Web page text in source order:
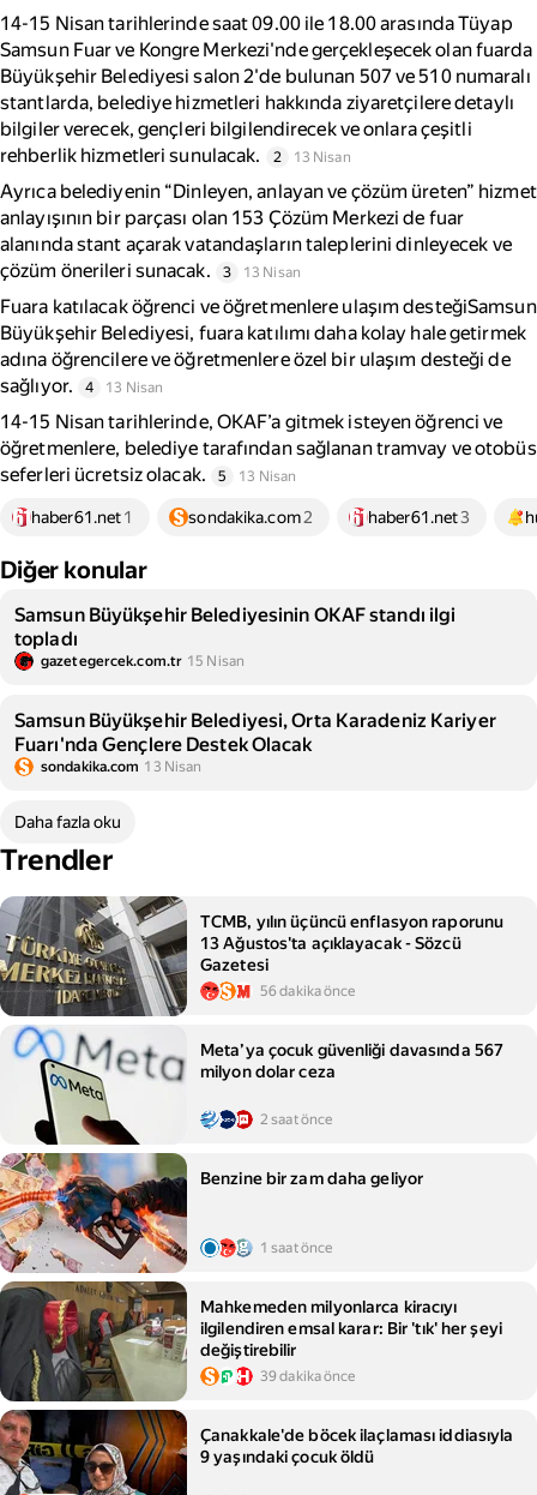
14-15 Nisan tarihlerinde saat 09.00 ile 18.00 arasında Tüyap
Samsun Fuar ve Kongre Merkezi'nde gerçekleşecek olan fuarda
Büyükşehir Belediyesi salon 2'de bulunan 507 ve 510 numaralı
stantlarda, belediye hizmetleri hakkında ziyaretçilere detaylı
bilgiler verecek, gençleri bilgilendirecek ve onlara çeşitli
rehberlik hizmetleri sunulacak.
2 13 Nisan
Ayrıca belediyenin “Dinleyen, anlayan ve çözüm üreten” hizmet
anlayışının bir parçası olan 153 Çözüm Merkezi de fuar
alanında stant açarak vatandaşların taleplerini dinleyecek ve
çözüm önerileri sunacak.
3 13 Nisan
Fuara katılacak öğrenci ve öğretmenlere ulaşım desteğiSamsun
Büyükşehir Belediyesi, fuara katılımı daha kolay hale getirmek
adına öğrencilere ve öğretmenlere özel bir ulaşım desteği de
sağlıyor.
4 13 Nisan
14-15 Nisan tarihlerinde, OKAF’a gitmek isteyen öğrenci ve
öğretmenlere, belediye tarafından sağlanan tramvay ve otobüs
seferleri ücretsiz olacak.
5 13 Nisan
haber61.net1 sondakika.com2 haber61.net3
Diğer konular
Samsun Büyükşehir Belediyesinin OKAF standı ilgi
topladı
gazetegercek.com.tr 15 Nisan
Samsun Büyükşehir Belediyesi, Orta Karadeniz Kariyer
Fuarı'nda Gençlere Destek Olacak
sondakika.com 13 Nisan
Daha fazla oku
Trendler
TCMB, yılın üçüncü enflasyon raporunu
13 Ağustos'ta açıklayacak - Sözcü
Gazetesi
56 dakika önce
Meta’ya çocuk güvenliği davasında 567
milyon dolar ceza
2 saat önce
Benzine bir zam daha geliyor
1 saat önce
Mahkemeden milyonlarca kiracıyı
ilgilendiren emsal karar: Bir 'tık' her şeyi
değiştirebilir
39 dakika önce
Çanakkale'de böcek ilaçlaması iddiasıyla
9 yaşındaki çocuk öldü